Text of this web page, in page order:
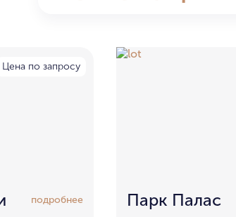
Цена по запросу
подробнее Парк Палас